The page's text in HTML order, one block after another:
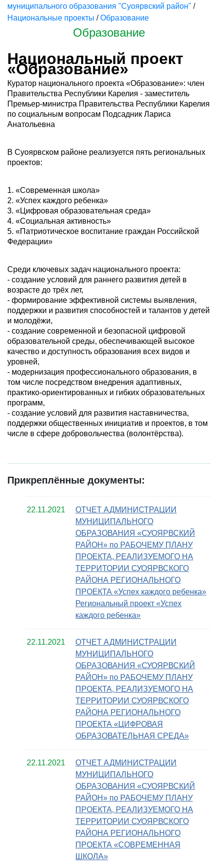
муниципального образования "Суоярвский район" /
Национальные проекты /Образование
Образование
Национальный проект
«Образование»
Куратор национального проекта «Образование»: член
Правительства Республики Карелия - заместитель
Премьер-министра Правительства Республики Карелия
по социальным вопросам Подсадник Лариса
Анатольевна
В Суоярвском районе ​реализуется пять региональных
проектов:
1. «Современная школа»
2. «Успех каждого ребенка»
3. «Цифровая образовательная среда»
4. «Социальная активность»
5. «Патриотическое воспитание граждан Российской
Федерации»
Среди ключевых задач национального проекта:
- создание условий для раннего развития детей в
возрасте до трёх лет,
- формирование эффективной системы выявления,
поддержки и развития способностей и талантов у детей
и молодёжи,
- создание современной и безопасной цифровой
образовательной среды, обеспечивающей высокое
качество и доступность образования всех видов и
уровней,
- модернизация профессионального образования, в
том числе посредством внедрения адаптивных,
практико-ориентированных и гибких образовательных
программ,
- создание условий для развития наставничества,
поддержки общественных инициатив и проектов, в том
числе в сфере добровольчества (волонтёрства).
Прикреплённые документы:
22.11.2021
ОТЧЕТ АДМИНИСТРАЦИИ
МУНИЦИПАЛЬНОГО
ОБРАЗОВАНИЯ «СУОЯРВСКИЙ
РАЙОН» по РАБОЧЕМУ ПЛАНУ
ПРОЕКТА, РЕАЛИЗУЕМОГО НА
ТЕРРИТОРИИ СУОЯРВСКОГО
РАЙОНА РЕГИОНАЛЬНОГО
ПРОЕКТА «Успех каждого ребенка»
Региональный проект «Успех
каждого ребенка»
22.11.2021
ОТЧЕТ АДМИНИСТРАЦИИ
МУНИЦИПАЛЬНОГО
ОБРАЗОВАНИЯ «СУОЯРВСКИЙ
РАЙОН» по РАБОЧЕМУ ПЛАНУ
ПРОЕКТА, РЕАЛИЗУЕМОГО НА
ТЕРРИТОРИИ СУОЯРВСКОГО
РАЙОНА РЕГИОНАЛЬНОГО
ПРОЕКТА «ЦИФРОВАЯ
ОБРАЗОВАТЕЛЬНАЯ СРЕДА»
22.11.2021
ОТЧЕТ АДМИНИСТРАЦИИ
МУНИЦИПАЛЬНОГО
ОБРАЗОВАНИЯ «СУОЯРВСКИЙ
РАЙОН» по РАБОЧЕМУ ПЛАНУ
ПРОЕКТА, РЕАЛИЗУЕМОГО НА
ТЕРРИТОРИИ СУОЯРВСКОГО
РАЙОНА РЕГИОНАЛЬНОГО
ПРОЕКТА «СОВРЕМЕННАЯ
ШКОЛА»